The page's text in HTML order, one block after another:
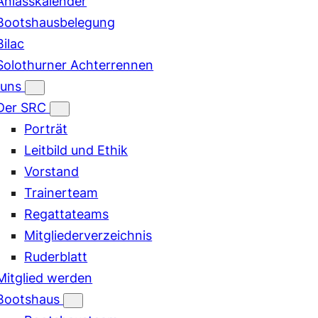
Achterrennen
SRC
Porträt
Leitbild und Ethik
Vorstand
Trainerteam
Regattateams
Mitgliederverzeichnis
Ruderblatt
werden